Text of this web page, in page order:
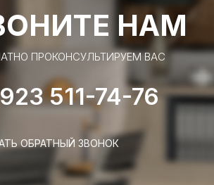
НАМ
ПРОКОНСУЛЬТИРУЕМ ВАС
511-74-76
ОБРАТНЫЙ ЗВОНОК